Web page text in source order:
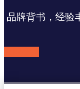
品牌背书，经验